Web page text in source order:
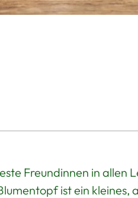
Freundinnen in allen
ist ein kleines,